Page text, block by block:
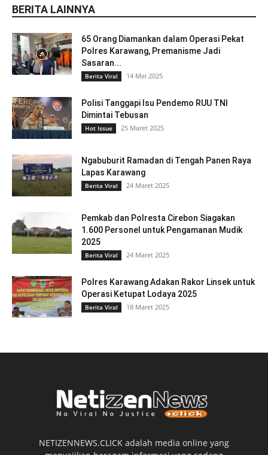
BERITA LAINNYA
65 Orang Diamankan dalam Operasi Pekat
Polres Karawang, Premanisme Jadi
Sasaran...
Berita Viral 14 Mei 2025
Polisi Tanggapi Isu Pendemo RUU TNI
Dimintai Tebusan
Hot Issue 25 Maret 2025
Ngabuburit Ramadan di Tengah Panen Raya
Lapas Karawang
Berita Viral 24 Maret 2025
Pemkab dan Polresta Cirebon Siagakan
1.600 Personel untuk Pengamanan Mudik
2025
Berita Viral 24 Maret 2025
Polres Karawang Adakan Rakor Linsek untuk
Operasi Ketupat Lodaya 2025
Berita Viral 18 Maret 2025
NETIZENNEWS.CLICK adalah media online yang